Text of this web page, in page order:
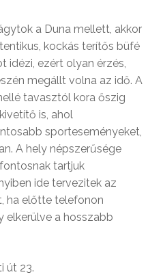
a Duna mellett, akkor
kockás terítős büfé
idézi, ezért olyan érzés,
megállt volna az idő. A
tavasztól kora őszig
is, ahol
sporteseményeket,
A hely népszerűsége
tartjuk
ide tervezitek az
ha előtte telefonon
elkerülve a hosszabb
út 23.